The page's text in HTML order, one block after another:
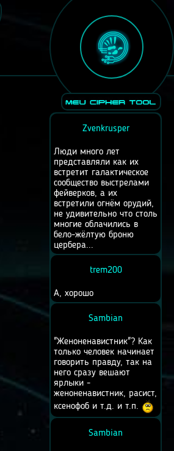
Zvenkrusper
Люди много лет
представляли как их
встретит галактическое
сообщество выстрелами
фейверков, а их
встретили огнём орудий,
не удивительно что столь
многие облачились в
бело-жёлтую броню
цербера...
trem200
А, хорошо
Sambian
"Женоненавистник"? Как
только человек начинает
говорить правду, так на
него сразу вешают
ярлыки -
женоненавистник, расист,
ксенофоб и т.д. и т.п.
Sambian